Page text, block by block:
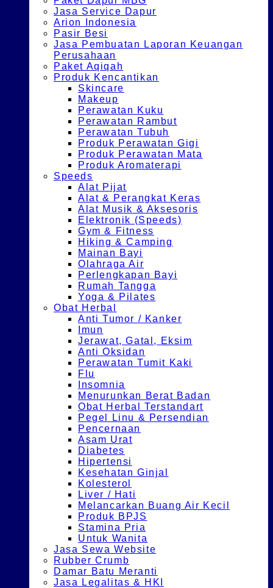
Jasa Service Dapur
Arion Indonesia
Pasir Besi
Jasa Pembuatan Laporan Keuangan
Perusahaan
Paket Aqiqah
Produk Kencantikan
Skincare
Makeup
Perawatan Kuku
Perawatan Rambut
Perawatan Tubuh
Produk Perawatan Gigi
Produk Perawatan Mata
Produk Aromaterapi
Speeds
Alat Pijat
Alat & Perangkat Keras
Alat Musik & Aksesoris
Elektronik (Speeds)
Gym & Fitness
Hiking & Camping
Mainan Bayi
Olahraga Air
Perlengkapan Bayi
Rumah Tangga
Yoga & Pilates
Obat Herbal
Anti Tumor / Kanker
Imun
Jerawat, Gatal, Eksim
Anti Oksidan
Perawatan Tumit Kaki
Flu
Insomnia
Menurunkan Berat Badan
Obat Herbal Terstandart
Pegel Linu & Persendian
Pencernaan
Asam Urat
Diabetes
Hipertensi
Kesehatan Ginjal
Kolesterol
Liver / Hati
Melancarkan Buang Air Kecil
Produk BPJS
Stamina Pria
Untuk Wanita
Jasa Sewa Website
Rubber Crumb
Damar Batu Meranti
Jasa Legalitas & HKI